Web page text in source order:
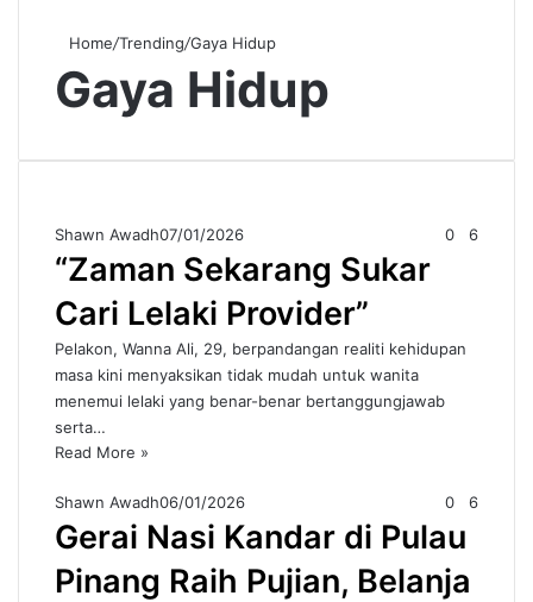
Home/Trending/Gaya Hidup
Gaya Hidup
Shawn Awadh07/01/2026 0 6
“Zaman Sekarang Sukar
Cari Lelaki Provider”
Pelakon, Wanna Ali, 29, berpandangan realiti kehidupan
masa kini menyaksikan tidak mudah untuk wanita
menemui lelaki yang benar-benar bertanggungjawab
serta…
Read More »
Shawn Awadh06/01/2026 0 6
Gerai Nasi Kandar di Pulau
Pinang Raih Pujian, Belanja